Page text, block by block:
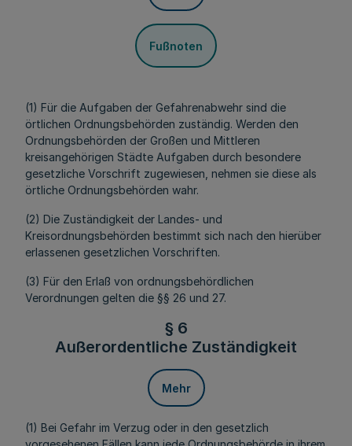
Fußnoten
(1) Für die Aufgaben der Gefahrenabwehr sind die
örtlichen Ordnungsbehörden zuständig. Werden den
Ordnungsbehörden der Großen und Mittleren
kreisangehörigen Städte Aufgaben durch besondere
gesetzliche Vorschrift zugewiesen, nehmen sie diese als
örtliche Ordnungsbehörden wahr.
(2) Die Zuständigkeit der Landes- und
Kreisordnungsbehörden bestimmt sich nach den hierüber
erlassenen gesetzlichen Vorschriften.
(3) Für den Erlaß von ordnungsbehördlichen
Verordnungen gelten die §§ 26 und 27.
§ 6
Außerordentliche Zuständigkeit
Mehr
(1) Bei Gefahr im Verzug oder in den gesetzlich